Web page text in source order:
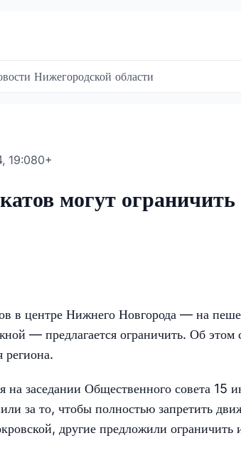
Нижегородской области
19:080+
могут
в центре Нижнего Новгорода — на
— предлагается ограничить. Об этом
региона.
на заседании Общественного совета 15
за то, чтобы полностью запретить
другие предложили ограничить